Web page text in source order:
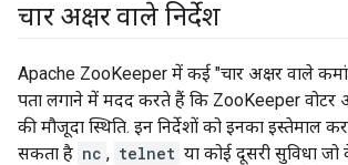
चार अक्षर वाले निर्देश
Apache ZooKeeper में कई "चार अक्षर वाले
पता लगाने में मदद करते हैं कि ZooKeeper वोटर
की मौजूदा स्थिति. इन निर्देशों को इनका इस्तेमाल
सकता है nc , telnet या कोई दूसरी सुविधा